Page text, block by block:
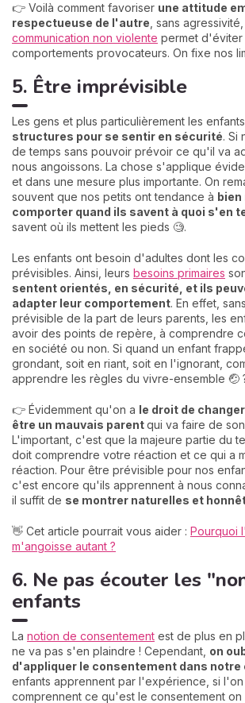
👉 Voilà comment favoriser une attitude
respectueuse de l'autre, sans
communication non violente permet d'éviter
comportements provocateurs. On fixe nos
5. Être imprévisible
Les gens et plus particulièrement les
structures pour se sentir en sécurité. Si
de temps sans pouvoir prévoir ce qu'il va
nous angoissons. La chose s'applique
et dans une mesure plus importante. On
souvent que nos petits ont tendance à bien
comporter quand ils savent à quoi s'en
savent où ils mettent les pieds 🧐.
Les enfants ont besoin d'adultes dont les
prévisibles. Ainsi, leurs besoins primaires
sentent orientés, en sécurité, et ils
adapter leur comportement. En effet,
prévisible de la part de leurs parents, les
avoir des points de repère, à comprendre
en société ou non. Si quand un enfant
grondant, soit en riant, soit en l'ignorant,
apprendre les règles du vivre-ensemble 🤕
👉 Évidemment qu'on a le droit de
être un mauvais parentqui va faire de
L'important, c'est que la majeure partie du
doit comprendre votre réaction et ce qui a
réaction. Pour être prévisible pour nos
c'est encore qu'ils apprennent à nous
il suffit de se montrer naturelles et
👋 Cet article pourrait vous aider : Pourquoi
m'angoisse autant ?
6. Ne pas écouter les
enfants
La notion de consentement est de plus en
ne va pas s'en plaindre ! Cependant, on
d'appliquer le consentement dans notre
enfants apprennent par l'expérience, si
comprennent ce qu'est le consentement on